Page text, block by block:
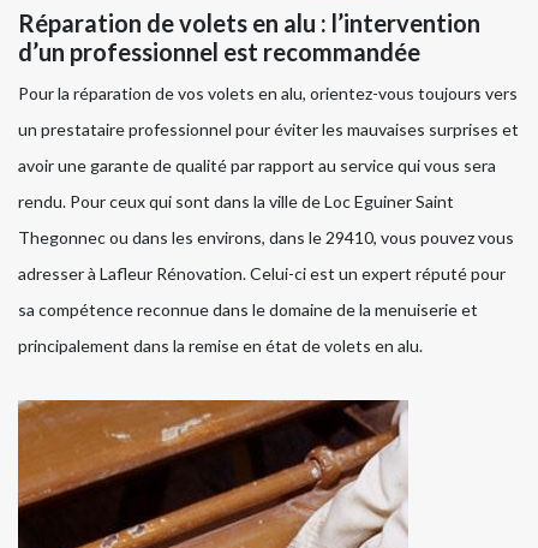
Réparation de volets en alu : l’intervention
d’un professionnel est recommandée
Pour la réparation de vos volets en alu, orientez-vous toujours vers
un prestataire professionnel pour éviter les mauvaises surprises et
avoir une garante de qualité par rapport au service qui vous sera
rendu. Pour ceux qui sont dans la ville de Loc Eguiner Saint
Thegonnec ou dans les environs, dans le 29410, vous pouvez vous
adresser à Lafleur Rénovation. Celui-ci est un expert réputé pour
sa compétence reconnue dans le domaine de la menuiserie et
principalement dans la remise en état de volets en alu.